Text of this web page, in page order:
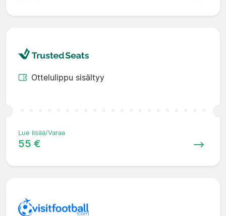
Ottelulippu sisältyy
Lue lisää/Varaa
55 €